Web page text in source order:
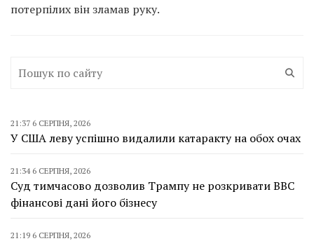
потерпілих він зламав руку.
21:37 6 СЕРПНЯ, 2026
У США леву успішно видалили катаракту на обох очах
21:34 6 СЕРПНЯ, 2026
Суд тимчасово дозволив Трампу не розкривати BBC
фінансові дані його бізнесу
21:19 6 СЕРПНЯ, 2026